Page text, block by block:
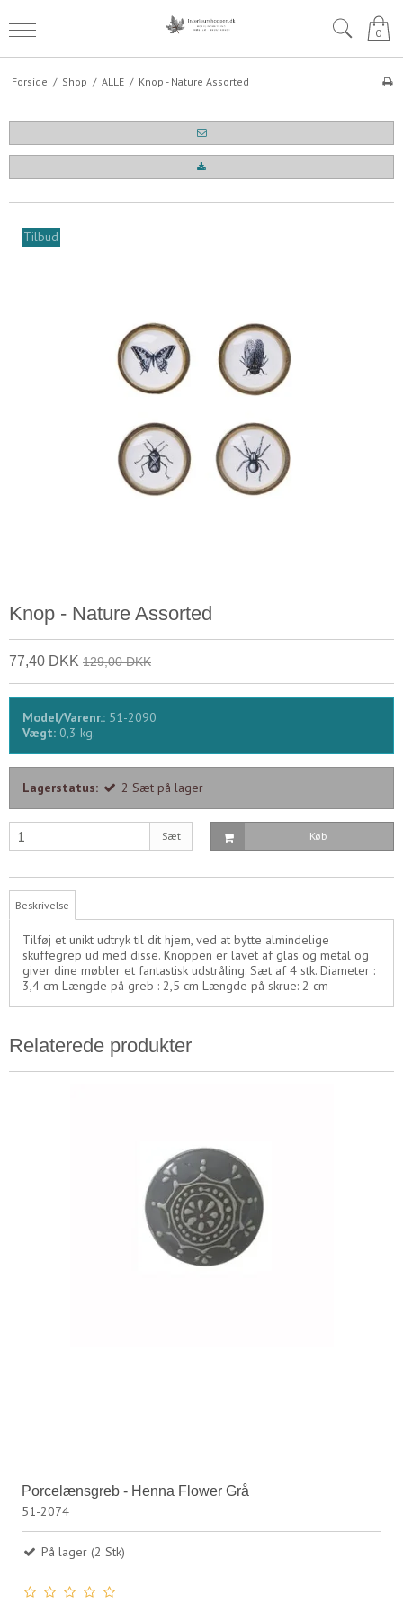
0
Forside / Shop / ALLE / Knop - Nature Assorted
Tilbud
Knop - Nature Assorted
77,40 DKK 129,00 DKK
Model/Varenr.: 51-2090
Vægt: 0,3 kg.
Lagerstatus: 2 Sæt på lager
Sæt Køb
Beskrivelse
Tilføj et unikt udtryk til dit hjem, ved at bytte almindelige
skuffegrep ud med disse. Knoppen er lavet af glas og metal og
giver dine møbler et fantastisk udstråling. Sæt af 4 stk. Diameter :
3,4 cm Længde på greb : 2,5 cm Længde på skrue: 2 cm
Relaterede produkter
Porcelænsgreb - Henna Flower Grå
51-2074
På lager (2 Stk)